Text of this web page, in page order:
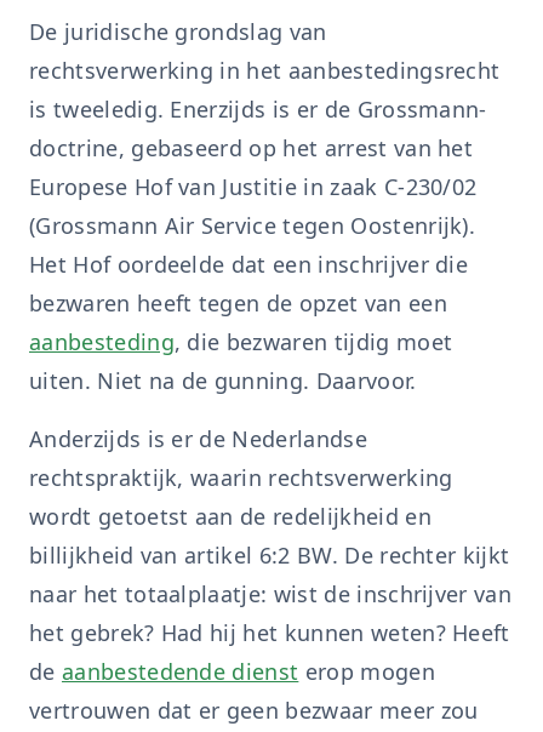
De juridische grondslag van
rechtsverwerking in het aanbestedingsrecht
is tweeledig. Enerzijds is er de Grossmann-
doctrine, gebaseerd op het arrest van het
Europese Hof van Justitie in zaak C-230/02
(Grossmann Air Service tegen Oostenrijk).
Het Hof oordeelde dat een inschrijver die
bezwaren heeft tegen de opzet van een
aanbesteding, die bezwaren tijdig moet
uiten. Niet na de gunning. Daarvoor.
Anderzijds is er de Nederlandse
rechtspraktijk, waarin rechtsverwerking
wordt getoetst aan de redelijkheid en
billijkheid van artikel 6:2 BW. De rechter kijkt
naar het totaalplaatje: wist de inschrijver van
het gebrek? Had hij het kunnen weten? Heeft
de aanbestedende dienst erop mogen
vertrouwen dat er geen bezwaar meer zou